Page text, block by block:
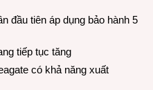
đầu tiên áp dụng bảo hành 5
tiếp tục tăng
có khả năng xuất